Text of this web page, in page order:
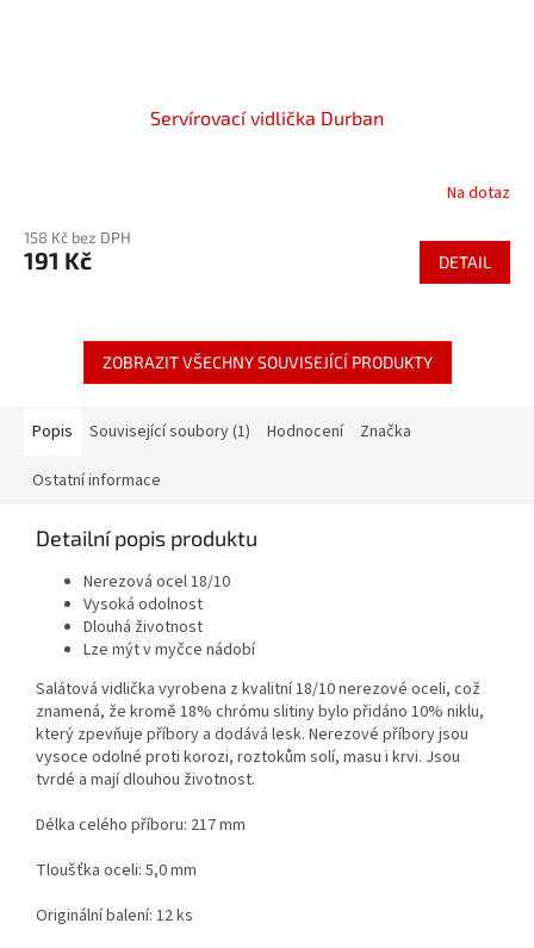
Servírovací vidlička Durban
Na dotaz
158 Kč bez DPH
191 Kč DETAIL
ZOBRAZIT VŠECHNY SOUVISEJÍCÍ PRODUKTY
Popis Související soubory (1) Hodnocení Značka
Ostatní informace
Detailní popis produktu
Nerezová ocel 18/10
Vysoká odolnost
Dlouhá životnost
Lze mýt v myčce nádobí
Salátová vidlička vyrobena z kvalitní 18/10 nerezové oceli, což
znamená, že kromě 18% chrómu slitiny bylo přidáno 10% niklu,
který zpevňuje příbory a dodává lesk. Nerezové příbory jsou
vysoce odolné proti korozi, roztokům solí, masu i krvi. Jsou
tvrdé a mají dlouhou životnost.
Délka celého příboru: 217 mm
Tloušťka oceli: 5,0 mm
Originální balení: 12 ks